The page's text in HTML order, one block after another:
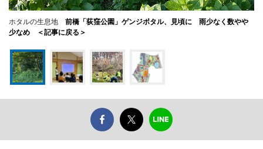
ホタルの生息地 前橋「荻窪公園」ゲンジボタル、見頃に 雨少なく数やや
少なめ ＜記事に戻る＞